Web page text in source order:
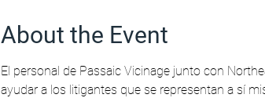
About the Event
El personal de Passaic Vicinage junto con
ayudar a los litigantes que se representan a sí